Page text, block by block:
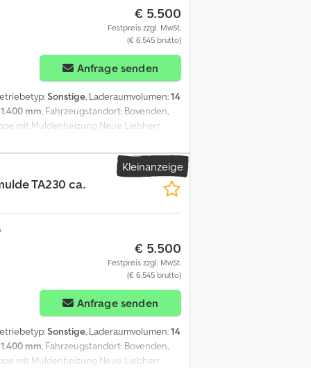
€ 5.500
Festpreis zzgl. MwSt.
(€ 6.545 brutto)
Anfrage senden
Sonstige, Laderaumvolumen:14
1.400 mm, Fahrzeugstandort: Bovenden,
mit Muldenheizung Neue Liebherr
ein max. Volumen von ca. 14m³! Gehäuft
OHNE HECKKLAPPE! Dcsdpfxovhk
ZUBEHÖRANGABEN OHNE GEWÄHR,
Kleinanzeige
TA230 ca.
€ 5.500
Festpreis zzgl. MwSt.
(€ 6.545 brutto)
Anfrage senden
Sonstige, Laderaumvolumen:14
1.400 mm, Fahrzeugstandort: Bovenden,
mit Muldenheizung Neue Liebherr